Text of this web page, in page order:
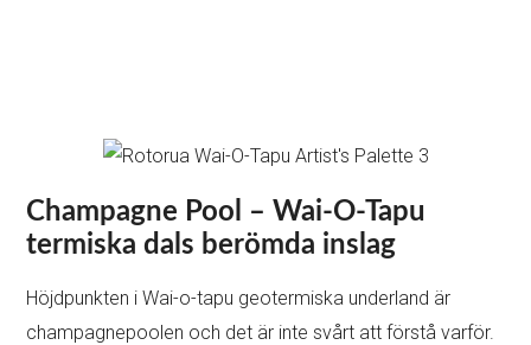
Champagne Pool – Wai-O-Tapu
termiska dals berömda inslag
Höjdpunkten i Wai-o-tapu geotermiska underland är
champagnepoolen och det är inte svårt att förstå varför.